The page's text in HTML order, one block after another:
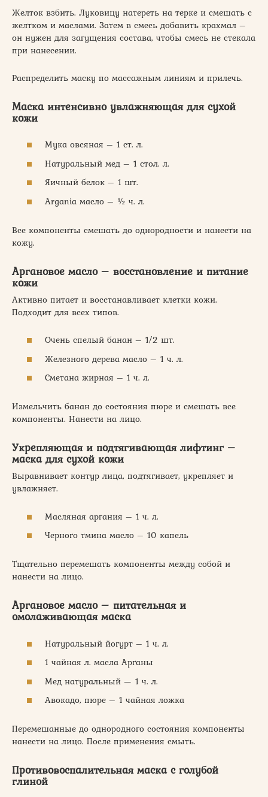
Желток взбить. Луковицу натереть на терке и смешать с
желтком и маслами. Затем в смесь добавить крахмал –
он нужен для загущения состава, чтобы смесь не стекала
при нанесении.
Распределить маску по массажным линиям и прилечь.
Маска интенсивно увлажняющая для сухой
кожи
Мука овсяная – 1 ст. л.
Натуральный мед – 1 стол. л.
Яичный белок – 1 шт.
Argania масло – ½ ч. л.
Все компоненты смешать до однородности и нанести на
кожу.
Аргановое масло – восстановление и питание
кожи
Активно питает и восстанавливает клетки кожи.
Подходит для всех типов.
Очень спелый банан – 1/2 шт.
Железного дерева масло – 1 ч. л.
Сметана жирная – 1 ч. л.
Измельчить банан до состояния пюре и смешать все
компоненты. Нанести на лицо.
Укрепляющая и подтягивающая лифтинг –
маска для сухой кожи
Выравнивает контур лица, подтягивает, укрепляет и
увлажняет.
Масляная аргания – 1 ч. л.
Черного тмина масло – 10 капель
Тщательно перемешать компоненты между собой и
нанести на лицо.
Аргановое масло – питательная и
омолаживающая маска
Натуральный йогурт – 1 ч. л.
1 чайная л. масла Арганы
Мед натуральный — 1 ч. л.
Авокадо, пюре – 1 чайная ложка
Перемешанные до однородного состояния компоненты
нанести на лицо. После применения смыть.
Противовоспалительная маска с голубой
глиной